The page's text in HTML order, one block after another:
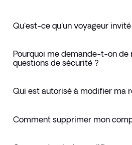
Qu'est-ce qu'un voyageur invité
Pourquoi me demande-t-on de
questions de sécurité ?
Qui est autorisé à modifier ma
Comment supprimer mon